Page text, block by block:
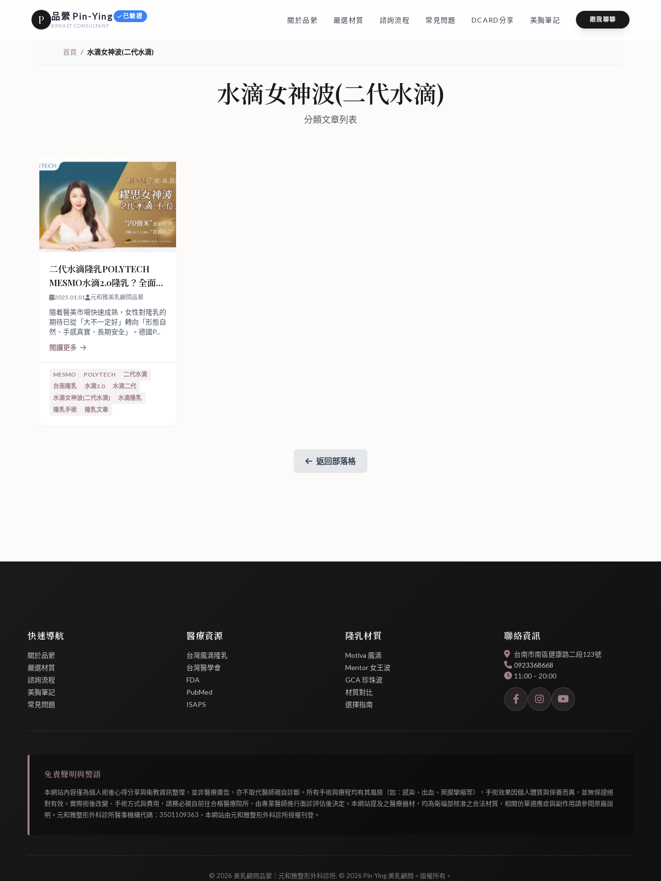
P 品縈 Pin-Ying 已驗證
BREAST CONSULTANT
關於品縈 嚴選材質 諮詢流程 常見問題 DCARD分享 美胸筆記 跟我聊聊
首頁 / 水滴女神波(二代水滴)
水滴女神波(二代水滴)
分類文章列表
二代水滴隆乳POLYTECH
MESMO水滴2.0隆乳？全面剖
析2025.01.01 元和雅美乳顧問品縈
隨着醫美市場快速成熟，女性對隆乳的
期待已從「大不一定好」轉向「形態自
然、手感真實、長期安全」。德國P...
閱讀更多
MESMO POLYTECH
二代水滴
台南隆乳
水滴2.0
水滴二代
水滴女神波(二代水滴)
水滴隆乳
隆乳手術
隆乳文章
返回部落格
快速導航
關於品縈
嚴選材質
諮詢流程
美胸筆記
常見問題
醫療資源
台灣魔滴隆乳
台灣醫學會
FDA
PubMed
ISAPS
隆乳材質
Motiva 魔滴
Mentor 女王波
GCA 珍珠波
材質對比
選擇指南
聯絡資訊
台南市南區健康路二段123號
0923368668
11:00 – 20:00
免責聲明與警語
本網站內容僅為個人術後心得分享與衛教資訊整理，並非醫療廣告，亦不取代醫師親自診斷。所有手術與療程均有其風險（如：感染、出血、莢膜攣縮等），手術效果因個人體質與保養而異，並無保證絕
對有效。實際術後改變、手術方式與費用，請務必親自前往合格醫療院所，由專業醫師進行面診評估後決定。本網站提及之醫療器材，均為衛福部核准之合法材質，相關仿單適應症與副作用請參閱原廠說
明。元和雅整形外科診所醫事機構代碼：3501109363，本網站由元和雅整形外科診所授權刊登。
© 2026 美乳顧問品縈｜元和雅整形外科診所. © 2026 Pin-Ying 美乳顧問。版權所有。